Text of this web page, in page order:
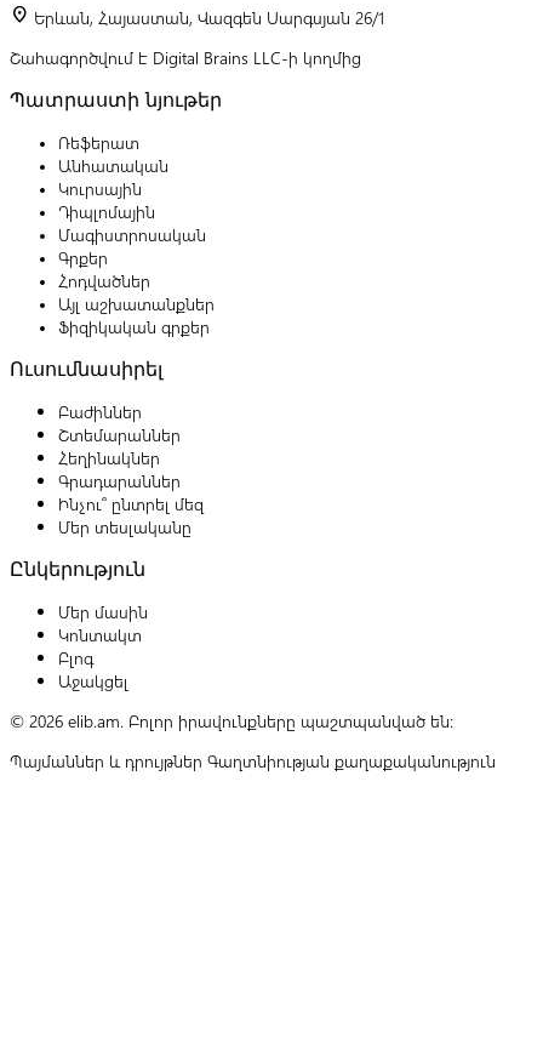
location_on Երևան, Հայաստան, Վազգեն Սարգսյան 26/1
Շահագործվում է Digital Brains LLC-ի կողմից
Պատրաստի նյութեր
Ռեֆերատ
Անհատական
Կուրսային
Դիպլոմային
Մագիստրոսական
Գրքեր
Հոդվածներ
Այլ աշխատանքներ
Ֆիզիկական գրքեր
Ուսումնասիրել
Բաժիններ
Շտեմարաններ
Հեղինակներ
Գրադարաններ
Ինչու՞ ընտրել մեզ
Մեր տեսլականը
Ընկերություն
Մեր մասին
Կոնտակտ
Բլոգ
Աջակցել
© 2026 elib.am. Բոլոր իրավունքները պաշտպանված են:
Պայմաններ և դրույթներ Գաղտնիության քաղաքականություն